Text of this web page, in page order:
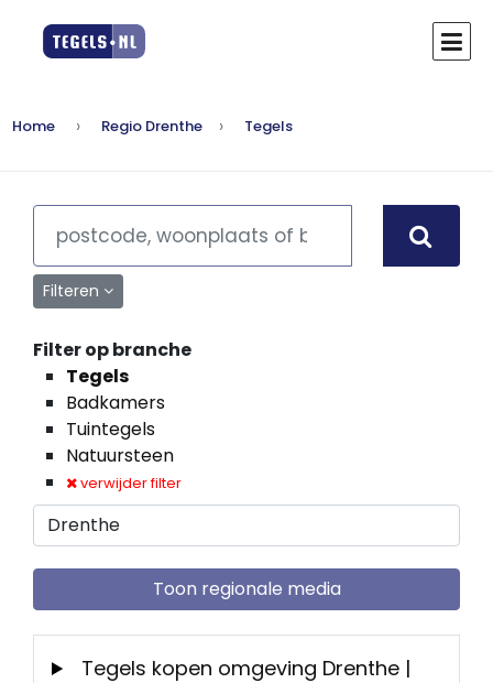
Home Regio Drenthe Tegels
Filteren
Filter op branche
Tegels
Badkamers
Tuintegels
Natuursteen
verwijder filter
Toon regionale media
Tegels kopen omgeving Drenthe |